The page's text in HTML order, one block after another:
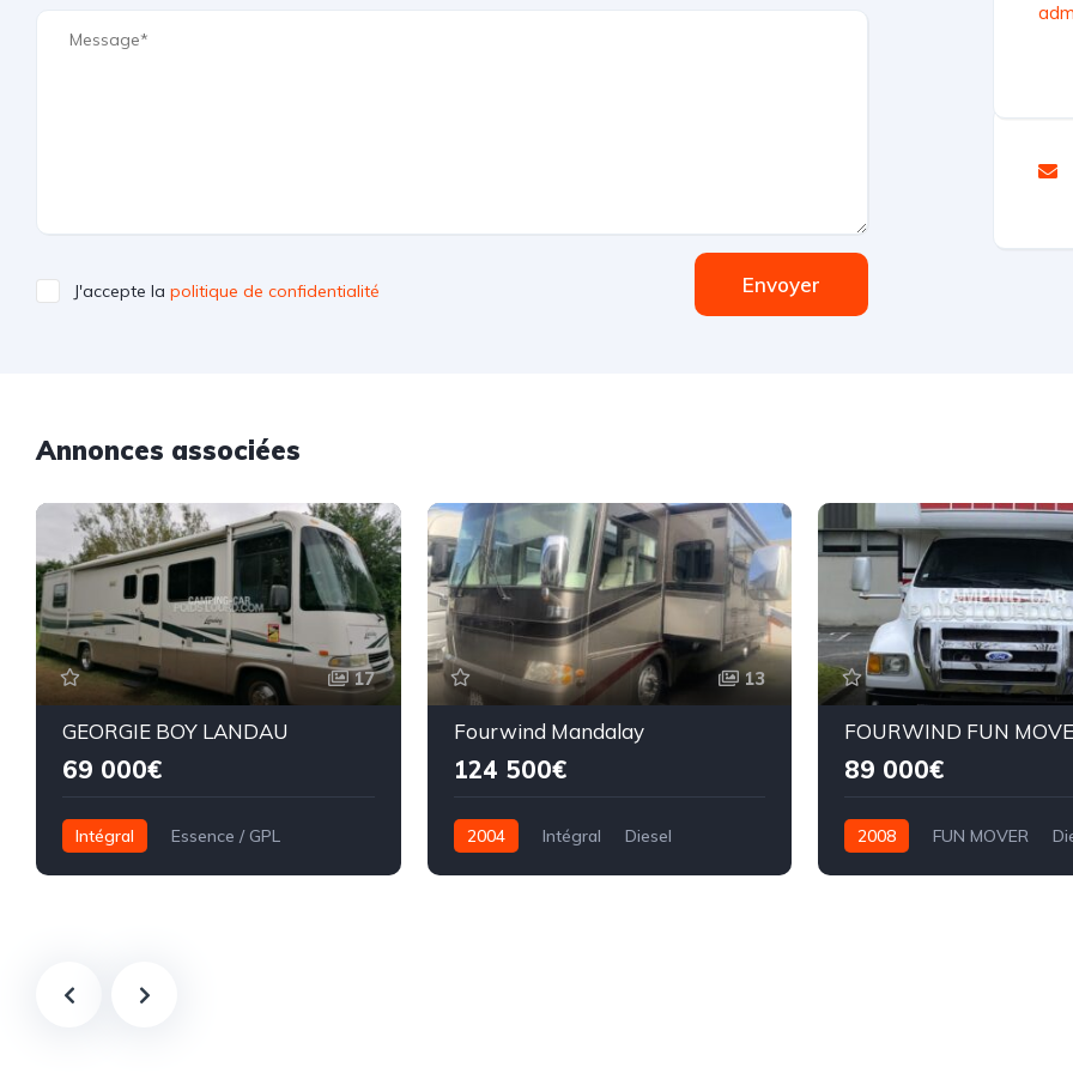
J'accepte la politique de confidentialité Envoyer
Annonces associées
17
GEORGIE BOY LANDAU
69 000€
Intégral
Essence / GPL
13
Fourwind Mandalay
124 500€
2004 Intégral
Diesel
FOURWIND FUN
89 000€
2008 FUN MOVER